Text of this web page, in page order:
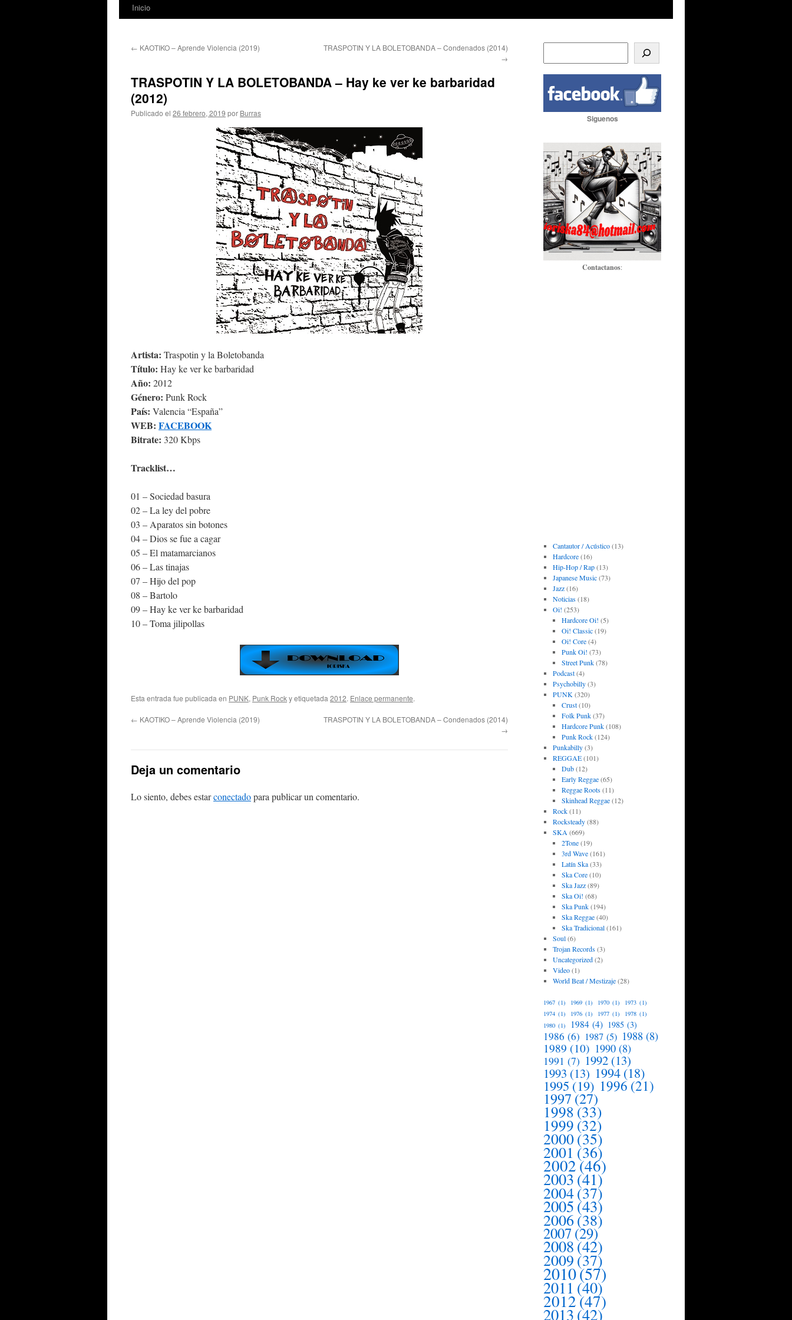
Inicio
← KAOTIKO – Aprende Violencia (2019)
TRASPOTIN Y LA BOLETOBANDA – Condenados (2014)
→
TRASPOTIN Y LA BOLETOBANDA – Hay ke ver ke barbaridad
(2012)
Publicado el 26 febrero, 2019 por Burras
Artista: Traspotin y la Boletobanda
Título: Hay ke ver ke barbaridad
Año: 2012
Género: Punk Rock
País: Valencia “España”
WEB: FACEBOOK
Bitrate: 320 Kbps
Tracklist…
01 – Sociedad basura
02 – La ley del pobre
03 – Aparatos sin botones
04 – Dios se fue a cagar
05 – El matamarcianos
06 – Las tinajas
07 – Hijo del pop
08 – Bartolo
09 – Hay ke ver ke barbaridad
10 – Toma jilipollas
Esta entrada fue publicada en PUNK, Punk Rocky etiquetada 2012. Enlace permanente.
← KAOTIKO – Aprende Violencia (2019)
TRASPOTIN Y LA BOLETOBANDA – Condenados (2014)
→
Deja un comentario
Lo siento, debes estarconectadopara publicar un comentario.
Siguenos
Contactanos:
Cantautor / Acústico(13)
Hardcore(16)
Hip-Hop / Rap(13)
Japanese Music(73)
Jazz(16)
Noticias(18)
Oi! (253)
Hardcore Oi! (5)
Oi! Classic(19)
Oi! Core(4)
Punk Oi! (73)
Street Punk(78)
Podcast(4)
Psychobilly(3)
PUNK (320)
Crust(10)
Folk Punk(37)
Hardcore Punk(108)
Punk Rock(124)
Punkabilly(3)
REGGAE(101)
Dub(12)
Early Reggae(65)
Reggae Roots(11)
Skinhead Reggae(12)
Rock(11)
Rocksteady(88)
SKA (669)
2Tone(19)
3rd Wave(161)
Latín Ska(33)
Ska Core(10)
Ska Jazz(89)
Ska Oi! (68)
Ska Punk(194)
Ska Reggae(40)
Ska Tradicional(161)
Soul(6)
Trojan Records(3)
Uncategorized(2)
Video(1)
World Beat / Mestizaje(28)
1967 (1) 1969 (1) 1970 (1) 1973 (1)
1974 (1) 1976 (1) 1977 (1) 1978 (1)
1980 (1) 1984 (4) 1985 (3)
1986 (6) 1987 (5) 1988 (8)
1989 (10) 1990 (8)
1991 (7) 1992 (13)
1993 (13) 1994 (18)
1995 (19) 1996 (21)
1997(27)
1998(33)
1999 (32)
2000(35)
2001 (36)
2002(46)
2003 (41)
2004(37)
2005(43)
2006(38)
2007 (29)
2008(42)
2009 (37)
2010(57)
2011 (40)
2012(47)
2013 (42)